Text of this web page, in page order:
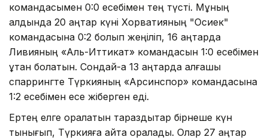
командасымен 0:0 есебімен тең түсті. Мұның
алдында 20 қаңтар күні Хорватияның "Осиек"
командасына 0:2 болып жеңіліп, 16 қаңтарда
Ливияның «Аль-Иттикат» командасын 1:0 есебімен
ұтқан болатын. Сондай-ақ 13 қаңтарда алғашқы
спаррингте Түркияның «Арсинспор» командасына
1:2 есебімен есе жіберген еді.
Ертең елге оралатын тараздықтар бірнеше күн
тынығып, Түркияға қайта оралады. Олар 27 қаңтар